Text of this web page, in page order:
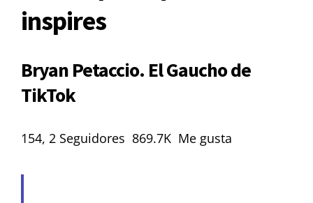
inspires
Bryan Petaccio. El Gaucho de
TikTok
154, 2 Seguidores 869.7K Me gusta